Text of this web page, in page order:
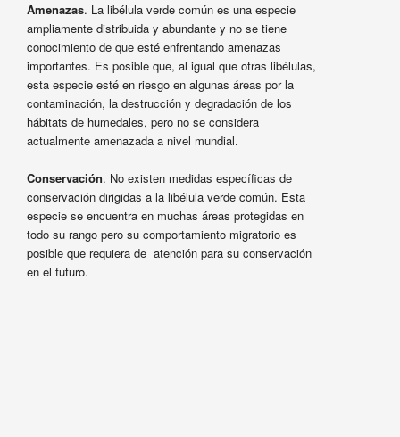
Amenazas. La libélula verde común es una especie
ampliamente distribuida y abundante y no se tiene
conocimiento de que esté enfrentando amenazas
importantes. Es posible que, al igual que otras libélulas,
esta especie esté en riesgo en algunas áreas por la
contaminación, la destrucción y degradación de los
hábitats de humedales, pero no se considera
actualmente amenazada a nivel mundial.
Conservación. No existen medidas específicas de
conservación dirigidas a la libélula verde común. Esta
especie se encuentra en muchas áreas protegidas en
todo su rango pero su comportamiento migratorio es
posible que requiera de atención para su conservación
en el futuro.